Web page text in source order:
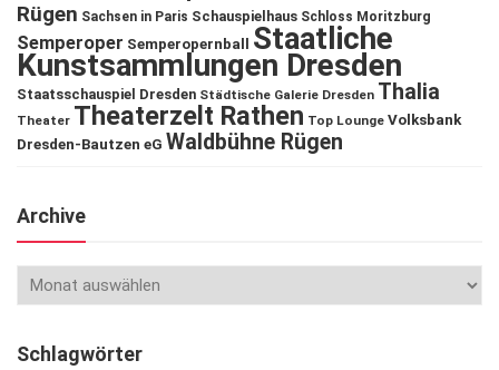
Rügen Sachsen in Paris Schauspielhaus Schloss Moritzburg
Semperoper Semperopernball Staatliche
Kunstsammlungen Dresden
Staatsschauspiel Dresden Städtische Galerie Dresden Thalia
Theater Theaterzelt Rathen Top Lounge Volksbank
Dresden-Bautzen eG Waldbühne Rügen
Archive
Schlagwörter